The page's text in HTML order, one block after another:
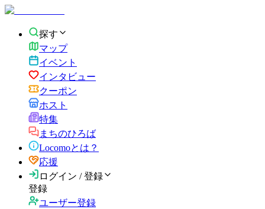
探す
マップ
イベント
インタビュー
クーポン
ホスト
特集
まちのひろば
Locomoとは？
応援
ログイン / 登録
登録
ユーザー登録